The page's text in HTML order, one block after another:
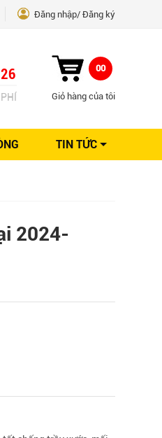
Đăng nhập Đăng ký
00
Giỏ hàng của tôi
TIN TỨC
2024-